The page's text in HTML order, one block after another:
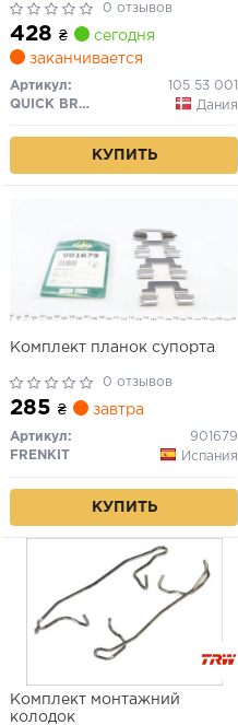
0 отзывов
428 ₴
сегодня
заканчивается
Артикул:
105 53 001
QUICK BRAKE
Дания
КУПИТЬ
Комплект планок супорта
0 отзывов
285 ₴ завтра
Артикул:
901679
FRENKIT
Испания
КУПИТЬ
Комплект монтажний
колодок